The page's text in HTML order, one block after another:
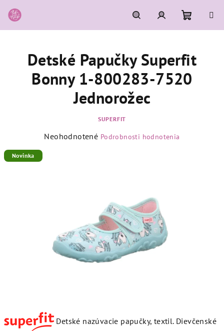
na
obsah
HľadaťPrihlásenie
košík
Detské nazúvacie papučky, textil. Dievčenské
Detské Papučky Superfit
Bonny 1-800283-7520
Jednorožec
SUPERFIT
Priemerné
Neohodnotené Podrobnosti hodnotenia
Novinka